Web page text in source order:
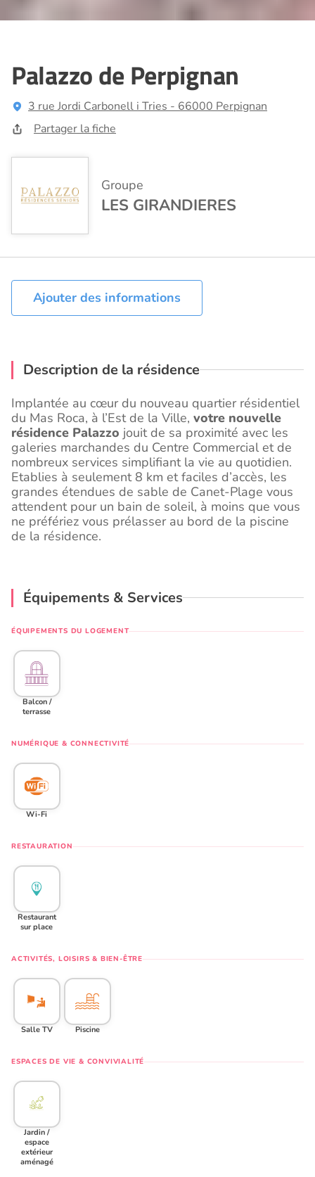
Palazzo de Perpignan
3 rue Jordi Carbonell i Tries - 66000 Perpignan
Partager la fiche
Groupe
LES GIRANDIERES
Ajouter des informations
Description de la résidence
Implantée au cœur du nouveau quartier résidentiel
du Mas Roca, à l’Est de la Ville, votre nouvelle
résidence Palazzo jouit de sa proximité avec les
galeries marchandes du Centre Commercial et de
nombreux services simplifiant la vie au quotidien.
Etablies à seulement 8 km et faciles d’accès, les
grandes étendues de sable de Canet-Plage vous
attendent pour un bain de soleil, à moins que vous
ne préfériez vous prélasser au bord de la piscine
de la résidence.
Équipements & Services
ÉQUIPEMENTS DU LOGEMENT
Balcon /
terrasse
NUMÉRIQUE & CONNECTIVITÉ
Wi-Fi
RESTAURATION
Restaurant
sur place
ACTIVITÉS, LOISIRS & BIEN-ÊTRE
Salle TV Piscine
ESPACES DE VIE & CONVIVIALITÉ
Jardin /
espace
extérieur
aménagé